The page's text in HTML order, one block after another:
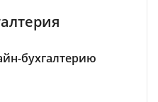
бухгалтерию